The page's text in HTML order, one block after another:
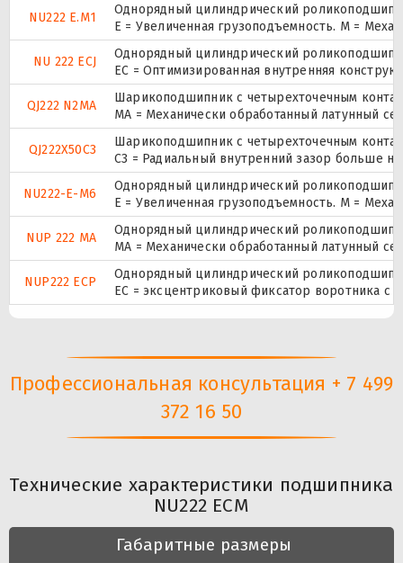
NU222 E.M1
Однорядный цилиндрический
E = Увеличенная грузоподъемность. М =
NU 222 ECJ
Однорядный цилиндрический
EC = Оптимизированная внутренняя
QJ222 N2MA
Шарикоподшипник с четырехточечным
MA = Механически обработанный латунный
QJ222X50C3
Шарикоподшипник с четырехточечным
C3 = Радиальный внутренний зазор больше
NU222-E-M6
Однорядный цилиндрический
E = Увеличенная грузоподъемность. М =
NUP 222 MA
Однорядный цилиндрический
MA = Механически обработанный латунный
NUP222 ECP
Однорядный цилиндрический
ЕС = эксцентриковый фиксатор воротника с
Профессиональная консультация + 7 499
372 16 50
Технические характеристики подшипника
NU222 ECM
Габаритные размеры